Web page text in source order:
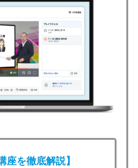
座を徹底解説】